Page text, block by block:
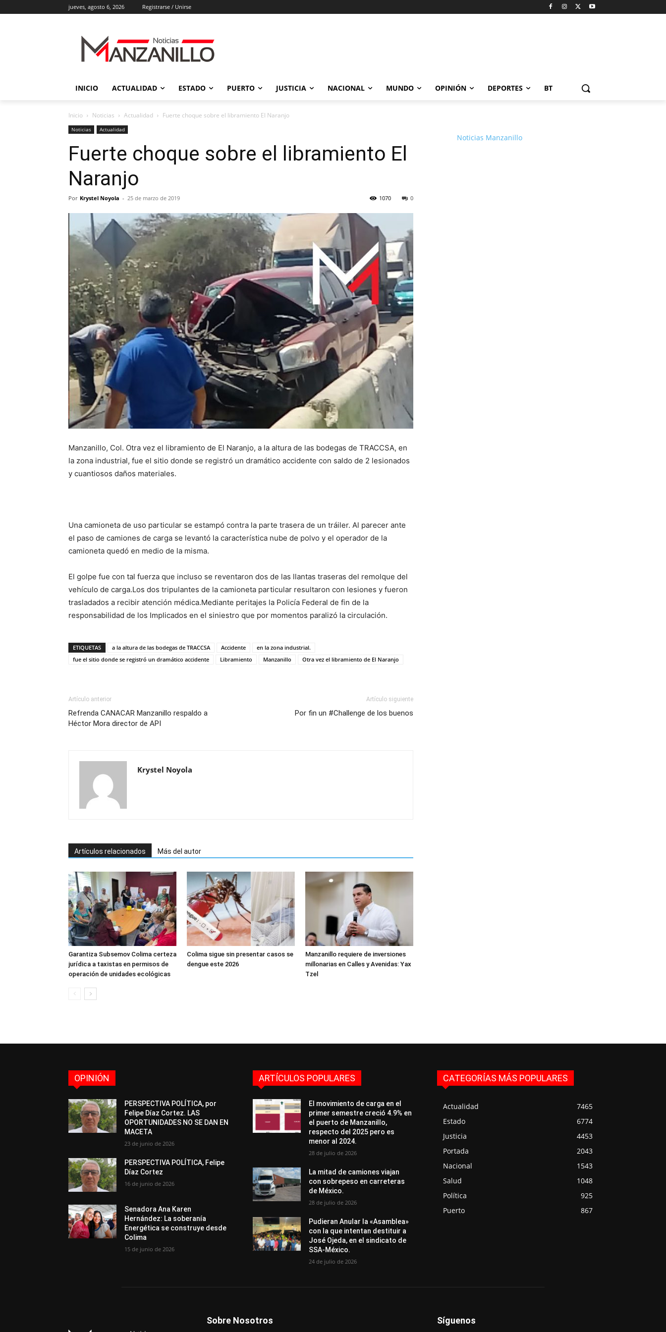
jueves, agosto 6, 2026 Registrarse / Unirse
INICIO ACTUALIDAD ESTADO PUERTO JUSTICIA NACIONAL MUNDO OPINIÓN DEPORTES BT
Inicio Noticias Actualidad Fuerte choque sobre el libramiento El Naranjo
Noticias Actualidad
Fuerte choque sobre el libramiento El
Naranjo
Por Krystel Noyola - 25 de marzo de 2019 0
1070
Manzanillo, Col. Otra vez el libramiento de El Naranjo, a la altura de las bodegas de TRACCSA, en
la zona industrial, fue el sitio donde se registró un dramático accidente con saldo de 2 lesionados
y cuantiosos daños materiales.
Una camioneta de uso particular se estampó contra la parte trasera de un tráiler. Al parecer ante
el paso de camiones de carga se levantó la característica nube de polvo y el operador de la
camioneta quedó en medio de la misma.
El golpe fue con tal fuerza que incluso se reventaron dos de las llantas traseras del remolque del
vehículo de carga.Los dos tripulantes de la camioneta particular resultaron con lesiones y fueron
trasladados a recibir atención médica.Mediante peritajes la Policía Federal de fin de la
responsabilidad de los Implicados en el siniestro que por momentos paralizó la circulación.
ETIQUETAS a la altura de las bodegas de TRACCSA Accidente
en la zona industrial.
fue el sitio donde se registró un dramático accidente
Libramiento Manzanillo Otra vez el libramiento de El Naranjo
Artículo anterior
Refrenda CANACAR Manzanillo respaldo a
Héctor Mora director de API
Artículo siguiente
Por fin un #Challenge de los buenos
Krystel Noyola
Artículos relacionados Más del autor
Garantiza Subsemov Colima certeza
jurídica a taxistas en permisos de
operación de unidades ecológicas
Colima sigue sin presentar casos se
dengue este 2026
Manzanillo requiere de inversiones
millonarias en Calles y Avenidas: Yax
Tzel
Noticias Manzanillo
OPINIÓN
PERSPECTIVA POLÍTICA, por
Felipe Díaz Cortez. LAS
OPORTUNIDADES NO SE DAN EN
MACETA
23 de junio de 2026
PERSPECTIVA POLÍTICA, Felipe
Díaz Cortez
16 de junio de 2026
Senadora Ana Karen
Hernández: La soberanía
Energética se construye desde
Colima
15 de junio de 2026
ARTÍCULOS POPULARES
El movimiento de carga en el
primer semestre creció 4.9% en
el puerto de Manzanillo,
respecto del 2025 pero es
menor al 2024.
28 de julio de 2026
La mitad de camiones viajan
con sobrepeso en carreteras
de México.
28 de julio de 2026
Pudieran Anular la «Asamblea»
con la que intentan destituir a
José Ojeda, en el sindicato de
SSA-México.
24 de julio de 2026
CATEGORÍAS MÁS POPULARES
Actualidad
7465
Estado
6774
Justicia
4453
Portada
2043
Nacional
1543
Salud
1048
Política
925
Puerto
867
Sobre Nosotros Síguenos